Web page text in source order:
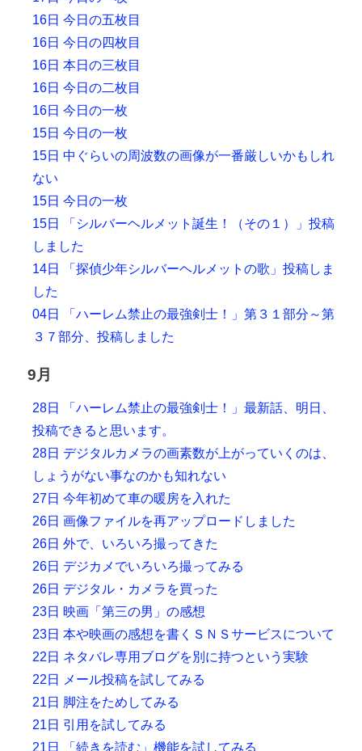
16日 今日の五枚目
16日 今日の四枚目
16日 本日の三枚目
16日 今日の二枚目
16日 今日の一枚
15日 今日の一枚
15日 中ぐらいの周波数の画像が一番厳しいかもしれ
ない
15日 今日の一枚
15日 「シルバーヘルメット誕生！（その１）」投稿
しました
14日 「探偵少年シルバーヘルメットの歌」投稿しま
した
04日 「ハーレム禁止の最強剣士！」第３１部分～第
３７部分、投稿しました
9月
28日 「ハーレム禁止の最強剣士！」最新話、明日、
投稿できると思います。
28日 デジタルカメラの画素数が上がっていくのは、
しょうがない事なのかも知れない
27日 今年初めて車の暖房を入れた
26日 画像ファイルを再アップロードしました
26日 外で、いろいろ撮ってきた
26日 デジカメでいろいろ撮ってみる
26日 デジタル・カメラを買った
23日 映画「第三の男」の感想
23日 本や映画の感想を書くＳＮＳサービスについて
22日 ネタバレ専用ブログを別に持つという実験
22日 メール投稿を試してみる
21日 脚注をためしてみる
21日 引用を試してみる
21日 「続きを読む」機能を試してみる